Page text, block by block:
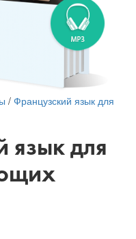
/ Французский язык для
язык для